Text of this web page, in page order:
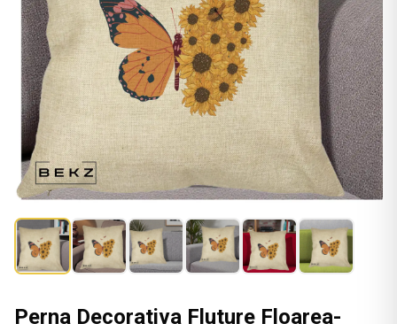
Perna Decorativa Fluture Floarea-